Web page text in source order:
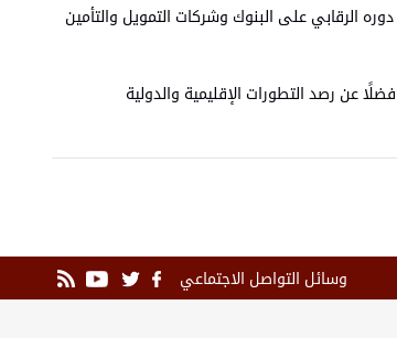
الرقابي على البنوك وشركات التمويل والتأمين
عن رصد التطورات الإقليمية والدولية
وسائل التواصل الاجتماعي